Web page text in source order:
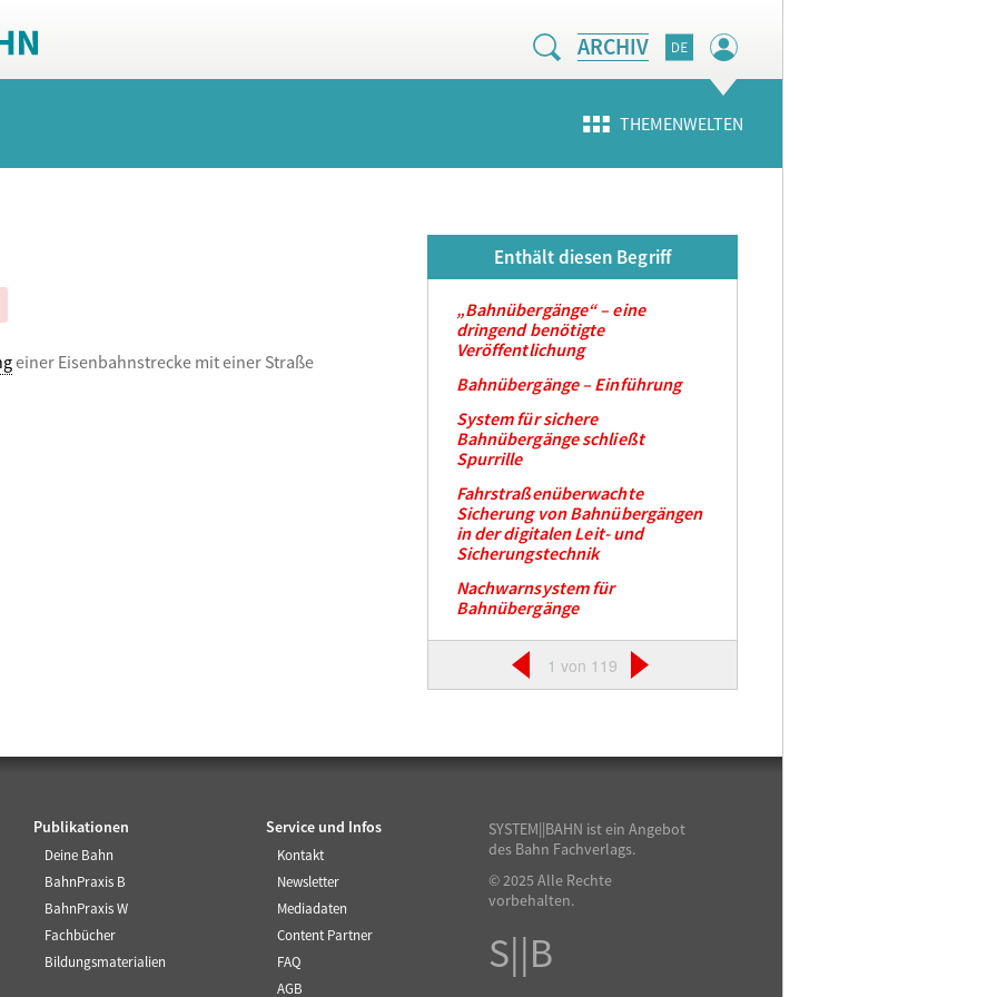
ARCHIV
THEMENWELTEN
einer Eisenbahnstrecke mit einer Straße
Enthält diesen Begriff
„Bahnübergänge“ – eine
dringend benötigte
Veröffentlichung
Bahnübergänge – Einführung
System für sichere
Bahnübergänge schließt
Spurrille
Fahrstraßenüberwachte
Sicherung von Bahnübergängen
in der digitalen Leit- und
Sicherungstechnik
Nachwarnsystem für
Bahnübergänge
1 von 119
Publikationen
Deine Bahn
BahnPraxis B
BahnPraxis W
Fachbücher
Bildungsmaterialien
Service und Infos
Kontakt
Newsletter
Mediadaten
Content Partner
FAQ
AGB
SYSTEM||BAHN ist ein Angebot
des Bahn Fachverlags.
© 2025 Alle Rechte
vorbehalten.
S||B